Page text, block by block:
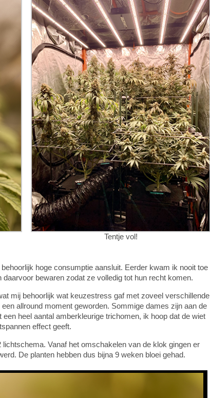
Tentje vol!
hoge consumptie aansluit. Eerder kwam ik nooit toe
bewaren zodat ze volledig tot hun recht komen.
mij behoorlijk wat keuzestress gaf met zoveel verschillende
allround moment geworden. Sommige dames zijn aan de
heel aantal amberkleurige trichomen, ik hoop dat de wiet
effect geeft.
Vanaf het omschakelen van de klok gingen er
De planten hebben dus bijna 9 weken bloei gehad.